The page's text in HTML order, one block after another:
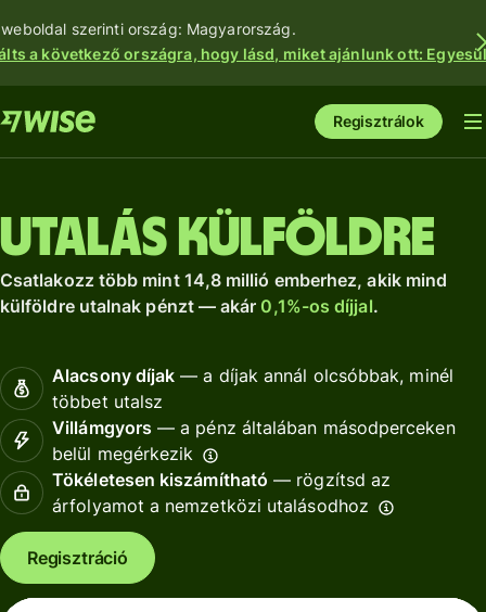
szerinti ország: Magyarország.
a következő országra, hogy lásd, miket ajánlunk ott:
Regisztrálok
Utalás külföldre
Csatlakozz több mint 14,8 millió emberhez, akik mind
külföldre utalnak pénzt — akár 0,1%-os díjjal.
Alacsony díjak — a díjak annál olcsóbbak, minél
többet utalsz
Villámgyors — a pénz általában másodperceken
belül megérkezik
Tökéletesen kiszámítható — rögzítsd az
árfolyamot a nemzetközi utalásodhoz
Regisztráció